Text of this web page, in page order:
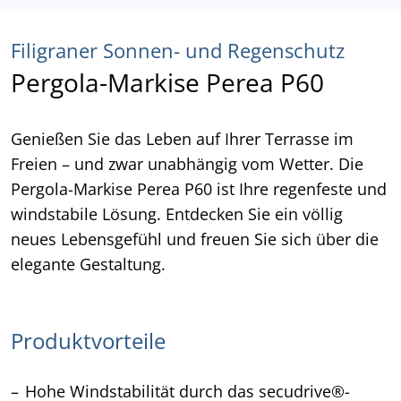
Filigraner Sonnen- und Regenschutz
Pergola-Markise Perea P60
Genießen Sie das Leben auf Ihrer Terrasse im
Freien – und zwar unabhängig vom Wetter. Die
Pergola-Markise Perea P60 ist Ihre regenfeste und
windstabile Lösung. Entdecken Sie ein völlig
neues Lebensgefühl und freuen Sie sich über die
elegante Gestaltung.
Produktvorteile
Hohe Windstabilität durch das secudrive®-